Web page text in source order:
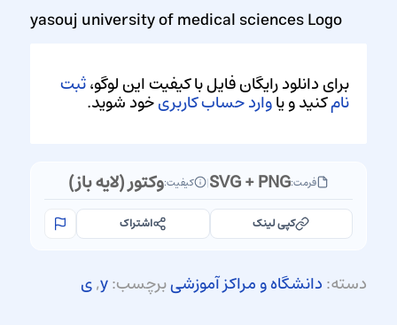
yasouj university of medical sciences Logo
برای دانلود رایگان فایل با کیفیت این لوگو،ثبت
نامکنید و یاوارد حساب کاربریخود شوید.
فرمت:SVG + PNG
| کیفیت:وکتور (لایه باز)
کپی لینک اشتراک
دسته:دانشگاه و مراکز آموزشیبرچسب:y
,ی